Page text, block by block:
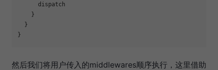
      dispatch
    }
  }
然后我们将用户传入的middlewares顺序执行，这里借助